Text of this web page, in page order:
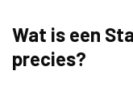
Wat is een
precies?